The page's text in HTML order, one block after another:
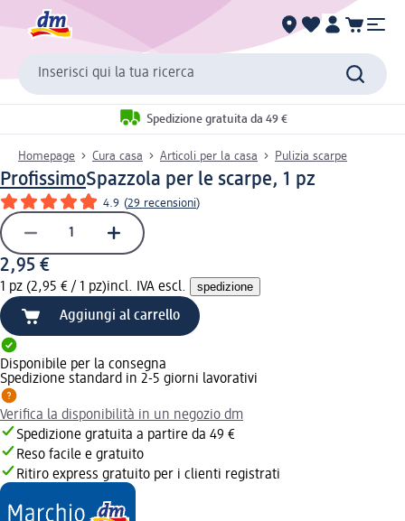
Inserisci qui la tua ricerca
Spedizione gratuita da 49 €
Homepage Cura casa Articoli per la casa Pulizia scarpe
ProfissimoSpazzola per le scarpe, 1 pz
4.9 (29 recensioni)
2,95 €
1 pz (2,95 € / 1 pz)incl. IVA escl. spedizione
Aggiungi al carrello
Disponibile per la consegna
Spedizione standard in 2-5 giorni lavorativi
Verifica la disponibilità in un negozio dm
Spedizione gratuita a partire da 49 €
Reso facile e gratuito
Ritiro express gratuito per i clienti registrati